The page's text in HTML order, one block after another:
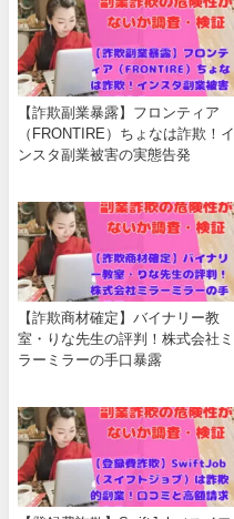
【詐欺副業暴露】フロンティア
（FRONTIRE）ちょなは詐欺！イ
ンスタ副業被害の実態告発
【詐欺商材確定】バイナリー教
室・りな先生の評判！株式会社ミ
ラーミラーの手口暴露